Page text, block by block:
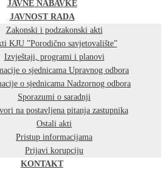
JAVNE NABAVKE
JAVNOST RADA
Zakonski i podzakonski akti
KJU ”Porodično savjetovalište”
Izvještaji, programi i planovi
o sjednicama Upravnog odbora
o sjednicama Nadzornog odbora
Sporazumi o saradnji
na postavljena pitanja zastupnika
Ostali akti
Pristup informacijama
Prijavi korupciju
KONTAKT